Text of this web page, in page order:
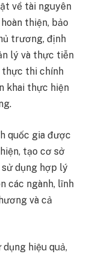
về tài nguyên
thiện, bảo
trương, định
lý và thực tiễn
thi chính
khai thực hiện
quốc gia được
tạo cơ sở
dụng hợp lý
các ngành, lĩnh
và cả
hiệu quả,